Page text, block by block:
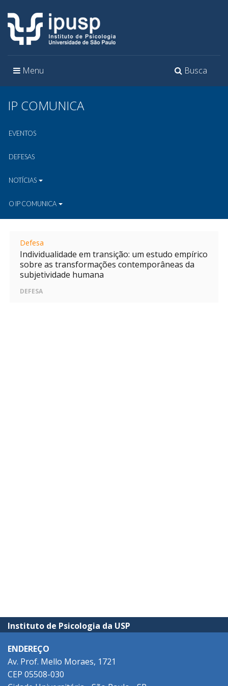
Toggle
Busca
Toggle
Menu
IP COMUNICA
EVENTOS
DEFESAS
NOTÍCIAS
O IP COMUNICA
Defesa
Individualidade em transição: um estudo empírico
sobre as transformações contemporâneas da
subjetividade humana
DEFESA
Instituto de Psicologia da USP
ENDEREÇO
Av. Prof. Mello Moraes, 1721
CEP 05508-030